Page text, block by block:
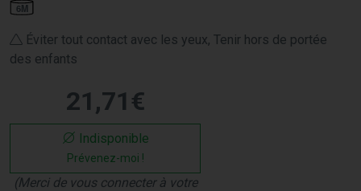
6M
Éviter tout contact avec les yeux, Tenir hors de portée
des enfants
21 ,71 €
Indisponible
Prévenez-moi !
(Merci de vous connecter à votre